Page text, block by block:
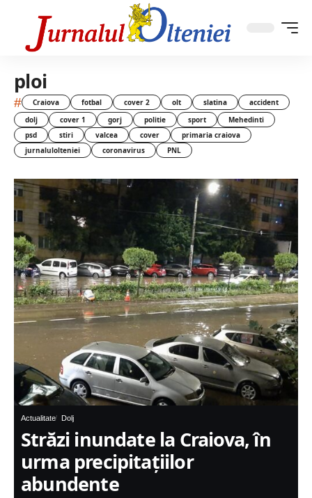
ploi
# Craiova fotbal cover 2 olt slatina
accident
dolj
cover 1 gorj politie sport
Mehedinti
psd
stiri valcea cover
primaria craiova
jurnalulolteniei
coronavirus PNL
Actualitate Dolj
Străzi inundate la Craiova, în
urma precipitaţiilor
abundente